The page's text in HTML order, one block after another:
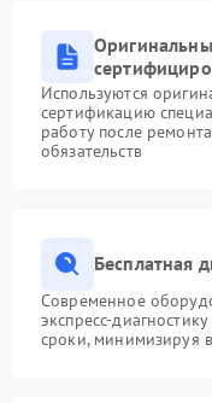
Используются
сертификацию
работу после
обязательств
Бесплатная
Современное
экспресс-
сроки, минимизируя